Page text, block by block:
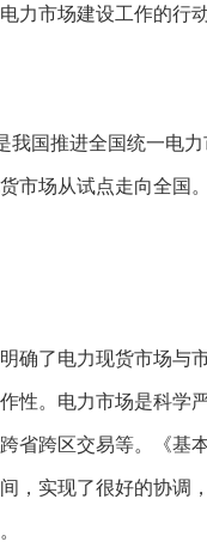
力市场建设工作的行
国推进全国统一电力
市场从试点走向全国。
确了电力现货市场与
性。电力市场是科学
省跨区交易等。《基
，实现了很好的协调，